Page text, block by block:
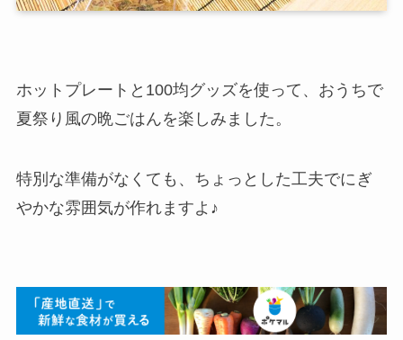
ホットプレートと100均グッズを使って、おうちで
夏祭り風の晩ごはんを楽しみました。
特別な準備がなくても、ちょっとした工夫でにぎ
やかな雰囲気が作れますよ♪